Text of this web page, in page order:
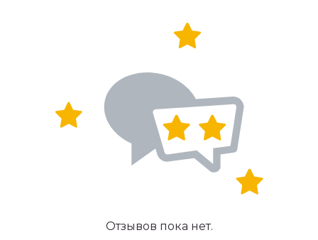
Отзывов пока нет.